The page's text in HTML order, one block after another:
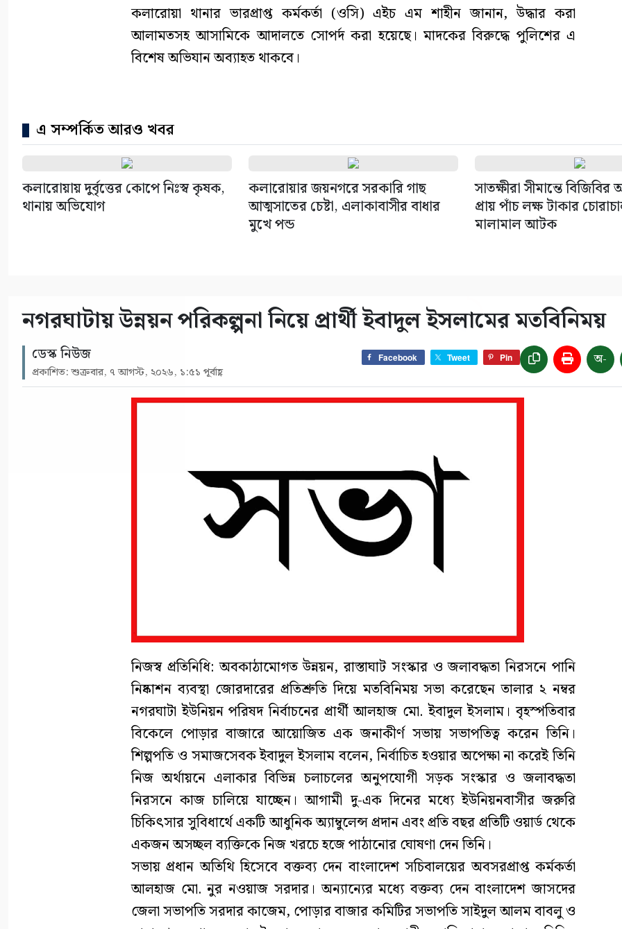
কলারোয়া থানার ভারপ্রাপ্ত কর্মকর্তা (ওসি) এইচ এম শাহীন জানান, উদ্ধার করা
আলামতসহ আসামিকে আদালতে সোপর্দ করা হয়েছে। মাদকের বিরুদ্ধে পুলিশের এ
বিশেষ অভিযান অব্যাহত থাকবে।
এ সম্পর্কিত আরও খবর
কলারোয়ায় দুর্বৃত্তের কোপে নিঃস্ব কৃষক,
থানায় অভিযোগ
কলারোয়ার জয়নগরে সরকারি গাছ
আত্মসাতের চেষ্টা, এলাকাবাসীর বাধার
মুখে পন্ড
সাতক্ষীরা সীমান্তে বিজিবির
প্রায় পাঁচ লক্ষ টাকার
মালামাল আটক
নগরঘাটায় উন্নয়ন পরিকল্পনা নিয়ে প্রার্থী ইবাদুল ইসলামের মতবিনিময়
ডেস্ক নিউজ
প্রকাশিত: শুক্রবার, ৭ আগস্ট, ২০২৬, ১:৫১ পূর্বাহ্ণ
Facebook Tweet Pin অ-
নিজস্ব প্রতিনিধি: অবকাঠামোগত উন্নয়ন, রাস্তাঘাট সংস্কার ও জলাবদ্ধতা নিরসনে পানি
নিষ্কাশন ব্যবস্থা জোরদারের প্রতিশ্রুতি দিয়ে মতবিনিময় সভা করেছেন তালার ২ নম্বর
নগরঘাটা ইউনিয়ন পরিষদ নির্বাচনের প্রার্থী আলহাজ মো. ইবাদুল ইসলাম। বৃহস্পতিবার
বিকেলে পোড়ার বাজারে আয়োজিত এক জনাকীর্ণ সভায় সভাপতিত্ব করেন তিনি।
শিল্পপতি ও সমাজসেবক ইবাদুল ইসলাম বলেন, নির্বাচিত হওয়ার অপেক্ষা না করেই তিনি
নিজ অর্থায়নে এলাকার বিভিন্ন চলাচলের অনুপযোগী সড়ক সংস্কার ও জলাবদ্ধতা
নিরসনে কাজ চালিয়ে যাচ্ছেন। আগামী দু-এক দিনের মধ্যে ইউনিয়নবাসীর জরুরি
চিকিৎসার সুবিধার্থে একটি আধুনিক অ্যাম্বুলেন্স প্রদান এবং প্রতি বছর প্রতিটি ওয়ার্ড থেকে
একজন অসচ্ছল ব্যক্তিকে নিজ খরচে হজে পাঠানোর ঘোষণা দেন তিনি।
সভায় প্রধান অতিথি হিসেবে বক্তব্য দেন বাংলাদেশ সচিবালয়ের অবসরপ্রাপ্ত কর্মকর্তা
আলহাজ মো. নুর নওয়াজ সরদার। অন্যান্যের মধ্যে বক্তব্য দেন বাংলাদেশ জাসদের
জেলা সভাপতি সরদার কাজেম, পোড়ার বাজার কমিটির সভাপতি সাইদুল আলম বাবলু ও